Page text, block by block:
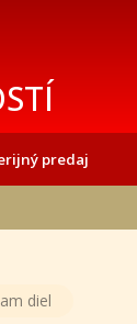
predaj
diel